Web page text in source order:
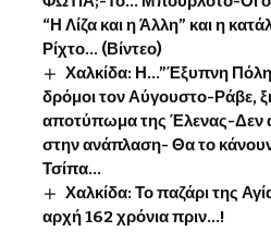
“Η Λίζα και η Άλλη” και η
Ρίχτο… (Βίντεο)
Χαλκίδα: Η…”Έξυπνη
δρόμοι τον Αύγουστο-Ράβε,
αποτύπωμα της Έλενας-Δεν
στην ανάπλαση- Θα το
Τσίπα…
Χαλκίδα: Το παζάρι της
αρχή 162 χρόνια πριν…!